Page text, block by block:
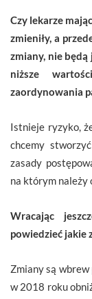
Czy lekarze
zmieniły, a
zmiany, nie będą
niższe
zaordynowania
Istnieje ryzyko,
chcemy
zasady
na którym należy
Wracając
powiedzieć jakie
Zmiany są
w 2018 roku